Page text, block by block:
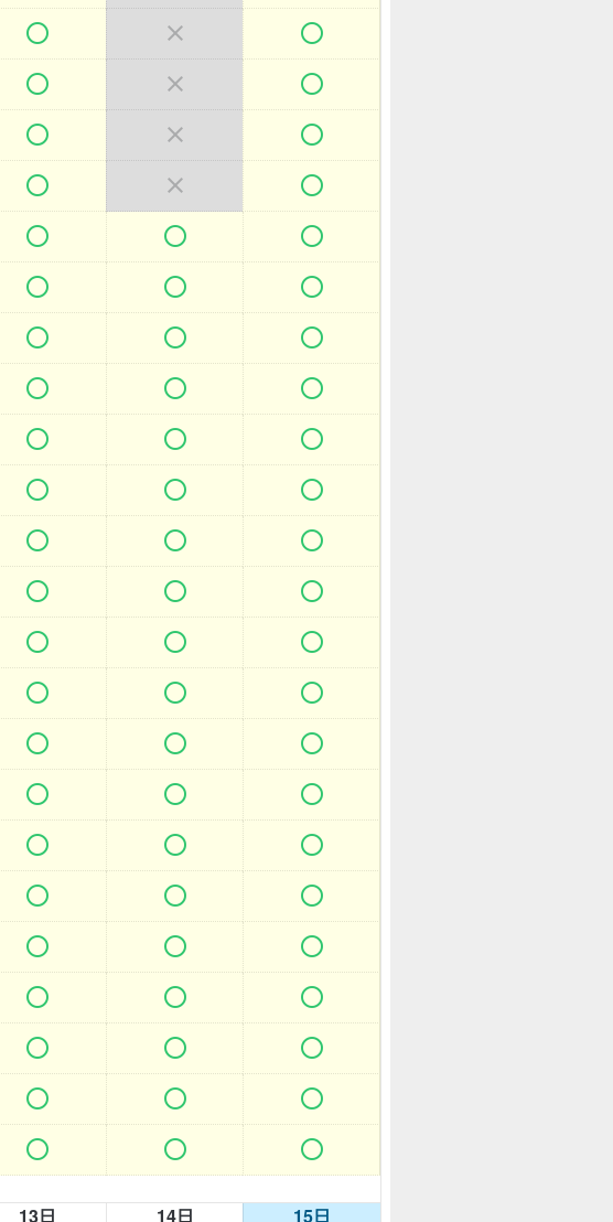
  
  
  
  
  
  
  
  
  
  
  
  
  
  
  
  
  
  
  
  
  
  
  
13日 14日 15日